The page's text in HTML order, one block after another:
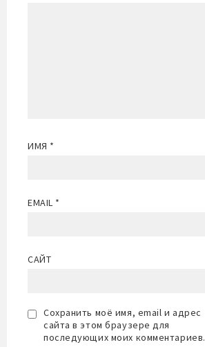
ИМЯ *
EMAIL *
САЙТ
Сохранить моё имя, email и адрес
сайта в этом браузере для
последующих моих комментариев.